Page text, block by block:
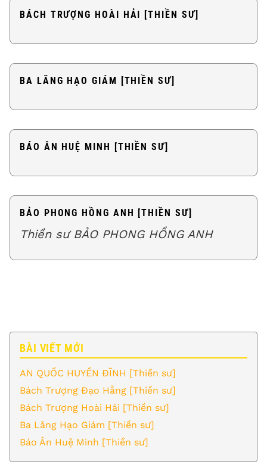
BÁCH TRƯỢNG HOÀI HẢI [THIỀN SƯ]
BA LĂNG HẠO GIÁM [THIỀN SƯ]
BÁO ÂN HUỆ MINH [THIỀN SƯ]
BẢO PHONG HỒNG ANH [THIỀN SƯ]
Thiền sư BẢO PHONG HỒNG ANH
BÀI VIẾT MỚI
AN QUỐC HUYỀN ĐĨNH [Thiền sư]
Bách Trượng Đạo Hằng [Thiền sư]
Bách Trượng Hoài Hải [Thiền sư]
Ba Lăng Hạo Giám [Thiền sư]
Báo Ân Huệ Minh [Thiền sư]